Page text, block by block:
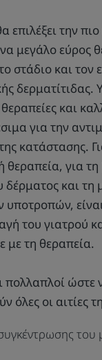
επιλέξει την
μεγάλο εύρος
στάδιο και τον
δερματίτιδας.
και
για την
κατάστασης.
θεραπεία, για
δέρματος και τη
υποτροπών,
του γιατρού
με τη θεραπεία.
πολλαπλοί ώστε
όλες οι αιτίες
του